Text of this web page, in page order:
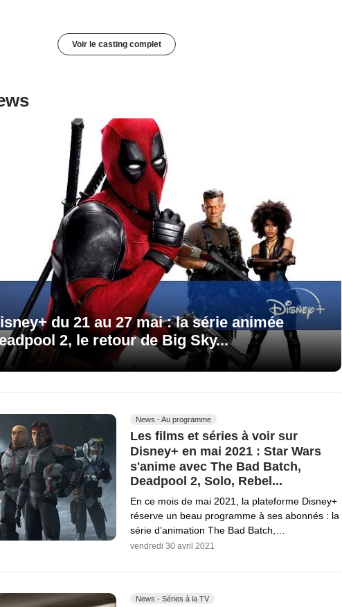
Voir le casting complet
du 21 au 27 mai : la série animée
2, le retour de Big Sky...
News - Au programme
Les films et séries à voir sur
Disney+ en mai 2021 : Star Wars
s'anime avec The Bad Batch,
Deadpool 2, Solo, Rebel...
En ce mois de mai 2021, la plateforme Disney+
réserve un beau programme à ses abonnés : la
série d’animation The Bad Batch,…
vendredi 30 avril 2021
News - Séries à la TV